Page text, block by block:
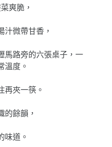
爽脆，
汁微帶甘香，
再夾一筷。
的餘韻，
味道。